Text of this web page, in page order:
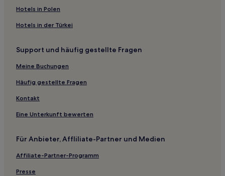
Martinsried Hotels
Lochham Hotels
Hotels nahe U-Bahnhof Holzapfelkreuth
München Hotels
Hotels nahe U-Bahnhof Olympiazentrum
Hotels nahe Straßenbahnhaltestelle Tegernseer
Bayern: Hotels
Hotels in Polen
Hotels in der Türkei
Support und häufig gestellte Fragen
Meine Buchungen
Häufig gestellte Fragen
Kontakt
Eine Unterkunft bewerten
Für Anbieter, Affliliate-Partner und Medien
Affiliate-Partner-Programm
Presse